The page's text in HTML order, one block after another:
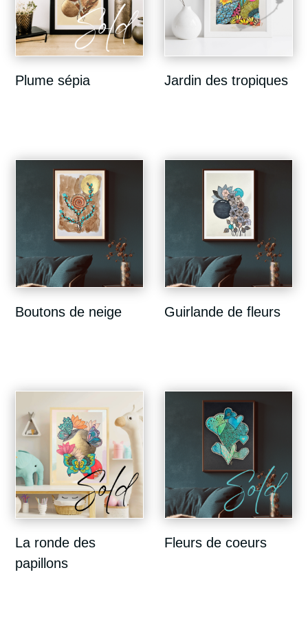
Plume sépia Jardin des tropiques
Boutons de neige Guirlande de fleurs
La ronde des
papillons
Fleurs de coeurs